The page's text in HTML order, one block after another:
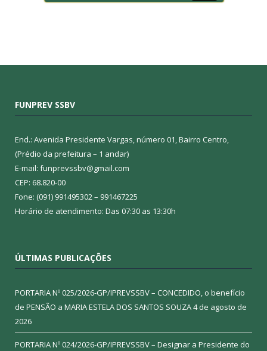
FUNPREV SSBV
End.: Avenida Presidente Vargas, número 01, Bairro Centro,
(Prédio da prefeitura – 1 andar)
E-mail: funprevssbv@gmail.com
CEP: 68.820-00
Fone: (091) 991495302 – 991467225
Horário de atendimento: Das 07:30 as 13:30h
ÚLTIMAS PUBLICAÇÕES
PORTARIA Nº 025/2026-GP/IPREVSSBV – CONCEDIDO, o benefício
de PENSÃO a MARIA ESTELA DOS SANTOS SOUZA4 de agosto de
2026
PORTARIA Nº 024/2026-GP/IPREVSSBV – Designar a Presidente do